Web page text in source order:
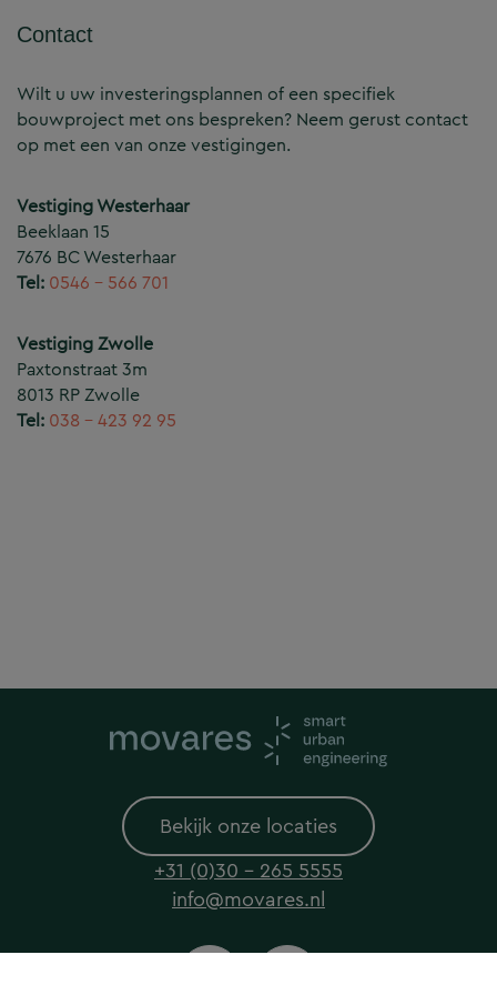
Contact
Wilt u uw investeringsplannen of een specifiek
bouwproject met ons bespreken? Neem gerust contact
op met een van onze vestigingen.
Vestiging Westerhaar
Beeklaan 15
7676 BC Westerhaar
Tel: 0546 – 566 701
Vestiging Zwolle
Paxtonstraat 3m
8013 RP Zwolle
Tel: 038 – 423 92 95
Bekijk onze locaties
+31 (0)30 - 265 5555
info@movares.nl